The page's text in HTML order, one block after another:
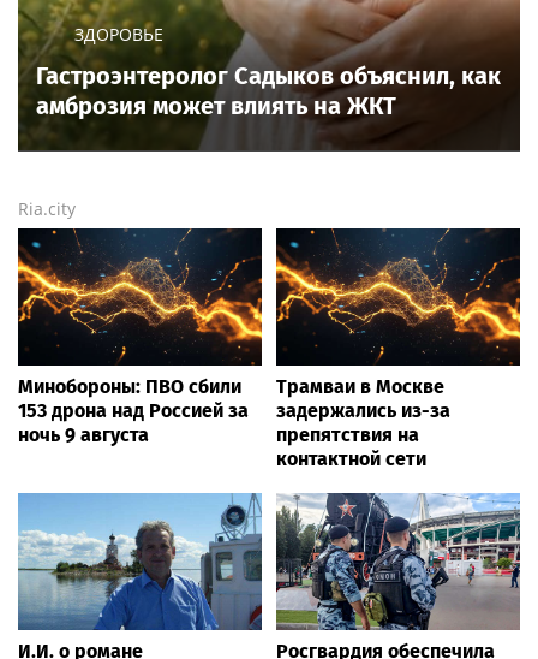
ЗДОРОВЬЕ
Гастроэнтеролог Садыков объяснил, как
амброзия может влиять на ЖКТ
Ria.city
Минобороны: ПВО сбили
153 дрона над Россией за
ночь 9 августа
Трамваи в Москве
задержались из-за
препятствия на
контактной сети
И.И. о романе
Росгвардия обеспечила